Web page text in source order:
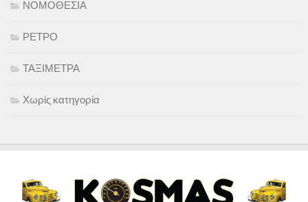
ΝΟΜΟΘΕΣΙΑ
ΡΕΤΡΟ
ΤΑΞΙΜΕΤΡΑ
Χωρίς κατηγορία